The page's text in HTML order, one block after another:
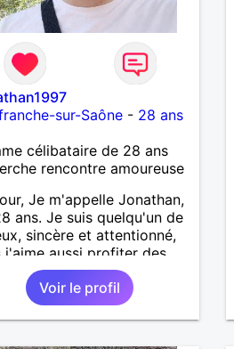
sur-Saône- 28 ans
célibataire de 28 ans
rencontre amoureuse
Je m'appelle Jonathan,
ans. Je suis quelqu'un de
sincère et attentionné,
j'aime aussi profiter des
moments de la vie avec
et simplicité. J'apprécie
les découvertes,
vidéo et les moments
Voir le profil